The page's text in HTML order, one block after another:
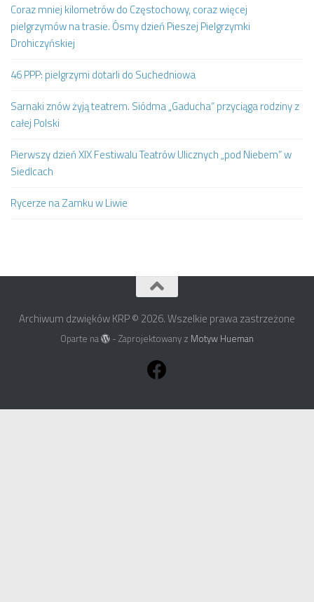
Coraz mniej kilometrów do Częstochowy, coraz więcej
pielgrzymów na trasie. Ósmy dzień Pieszej Pielgrzymki
Drohiczyńskiej
46 PPP: pielgrzymi dotarli do Suchedniowa
Sarnaki znów żyją teatrem. Siódma „Gaducha” przyciąga rodziny z
całej Polski
Pierwszy dzień XIX Festiwalu Teatrów Ulicznych „pod Niebem” w
Siedlcach
Rycerze na Zamku w Liwie
Archiwum dzwięków KRP © 2026. Wszelkie prawa zastrzeżone
Oparte na - Zaprojektowany z Motyw Hueman